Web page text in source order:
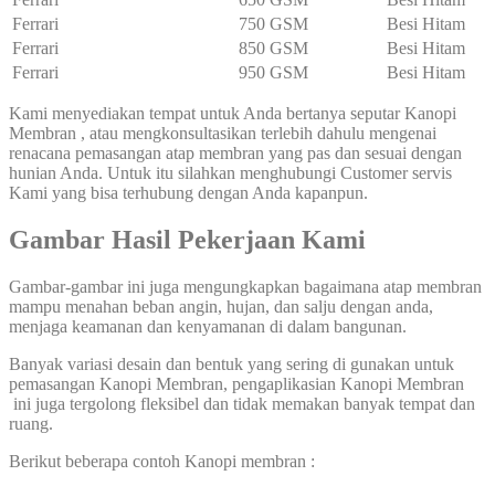
Ferrari
750 GSM
Besi Hitam
Ferrari
850 GSM
Besi Hitam
Ferrari
950 GSM Besi Hitam
Kami menyediakan tempat untuk Anda bertanya seputar Kanopi
Membran , atau mengkonsultasikan terlebih dahulu mengenai
renacana pemasangan atap membran yang pas dan sesuai dengan
hunian Anda. Untuk itu silahkan menghubungi Customer servis
Kami yang bisa terhubung dengan Anda kapanpun.
Gambar Hasil Pekerjaan Kami
Gambar-gambar ini juga mengungkapkan bagaimana atap membran
mampu menahan beban angin, hujan, dan salju dengan anda,
menjaga keamanan dan kenyamanan di dalam bangunan.
Banyak variasi desain dan bentuk yang sering di gunakan untuk
pemasangan Kanopi Membran, pengaplikasian Kanopi Membran
ini juga tergolong fleksibel dan tidak memakan banyak tempat dan
ruang.
Berikut beberapa contoh Kanopi membran :